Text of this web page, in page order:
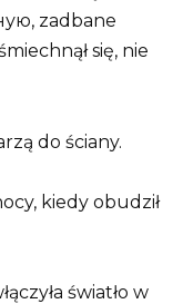
zadbane
się, nie
do ściany.
kiedy obudził
światło w